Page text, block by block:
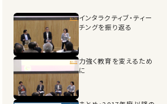
インタラクティブ・ティー
チングを振り返る
力強く教育を変えるため
に